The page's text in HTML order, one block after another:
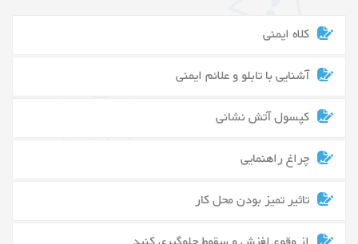
کلاه ایمنی
آشنایی با تابلو و علائم ایمنی
کپسول آتش نشانی
چراغ راهنمایی
تاثیر تمیز بودن محل کار